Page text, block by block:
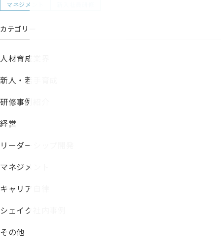
マネジメント
カテゴリー
人材育成業界
新人・若手育成
研修事例紹介
経営
リーダーシップ開発
マネジメント
キャリア自律
シェイク社内事例
その他